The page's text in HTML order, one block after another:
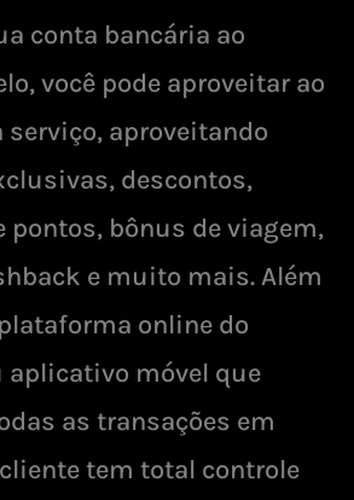
conta bancária ao
você pode aproveitar ao
aproveitando
descontos,
pontos, bônus de viagem,
e muito mais. Além
online do
aplicativo móvel que
as transações em
tem total controle